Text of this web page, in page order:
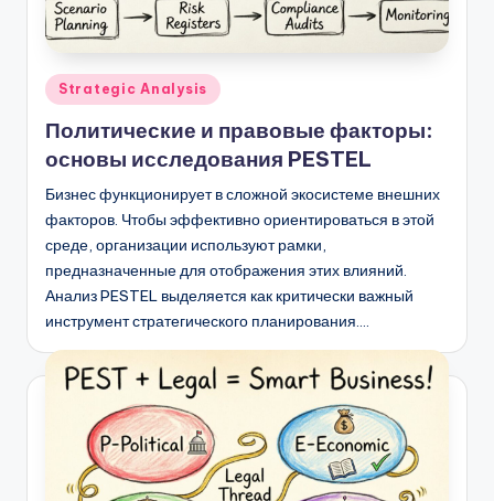
it
a
n
si
g
h
t
s
Опубликовано
Strategic Analysis
Политические и правовые факторы:
основы исследования PESTEL
Бизнес функционирует в сложной экосистеме внешних
факторов. Чтобы эффективно ориентироваться в этой
среде, организации используют рамки,
предназначенные для отображения этих влияний.
Анализ PESTEL выделяется как критически важный
инструмент стратегического планирования.…